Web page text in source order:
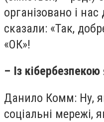
організовано і
сказали: «Так,
«ОК»!
– Із кібербезпекою
Данило Комм: Ну,
соціальні мережі,